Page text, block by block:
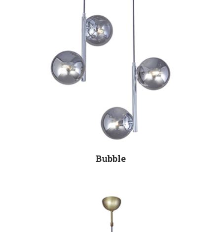
Bubble